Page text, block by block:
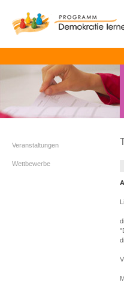
Veranstaltungen
Wettbewerbe